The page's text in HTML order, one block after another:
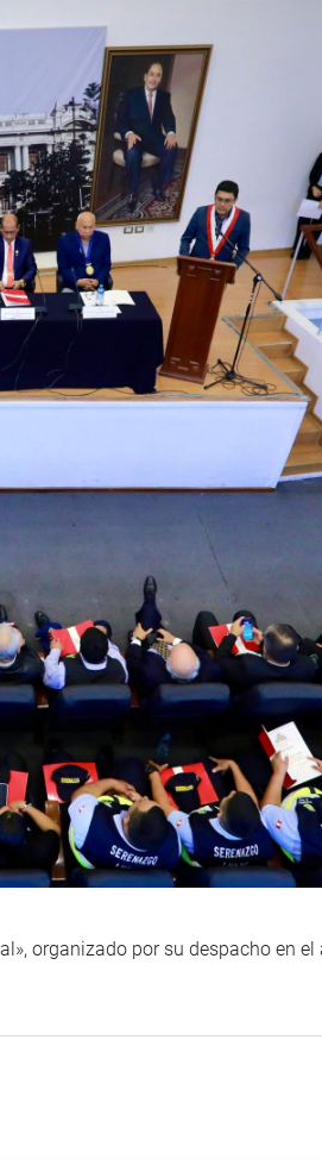
organizado por su despacho en